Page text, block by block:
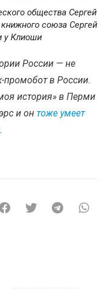
общества Сергей
союза Сергей
у Клиоши
России — не
промобот в России.
история» в Перми
и он тоже умеет
.